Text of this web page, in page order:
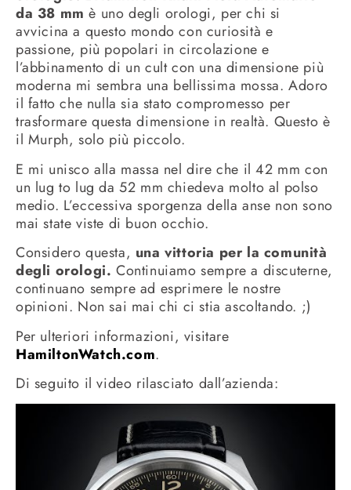
da 38 mm è uno degli orologi, per chi si
avvicina a questo mondo con curiosità e
passione, più popolari in circolazione e
l’abbinamento di un cult con una dimensione più
moderna mi sembra una bellissima mossa. Adoro
il fatto che nulla sia stato compromesso per
trasformare questa dimensione in realtà. Questo è
il Murph, solo più piccolo.
E mi unisco alla massa nel dire che il 42 mm con
un lug to lug da 52 mm chiedeva molto al polso
medio. L’eccessiva sporgenza della anse non sono
mai state viste di buon occhio.
Considero questa, una vittoria per la comunità
degli orologi. Continuiamo sempre a discuterne,
continuano sempre ad esprimere le nostre
opinioni. Non sai mai chi ci stia ascoltando. ;)
Per ulteriori informazioni, visitare
HamiltonWatch.com.
Di seguito il video rilasciato dall’azienda: